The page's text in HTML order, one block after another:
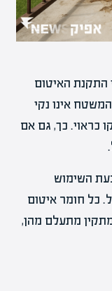
התקנת האיטום
אינו נקי
כראוי. כך, גם אם
השימוש
כל חומר איטום
מתעלם מהן,